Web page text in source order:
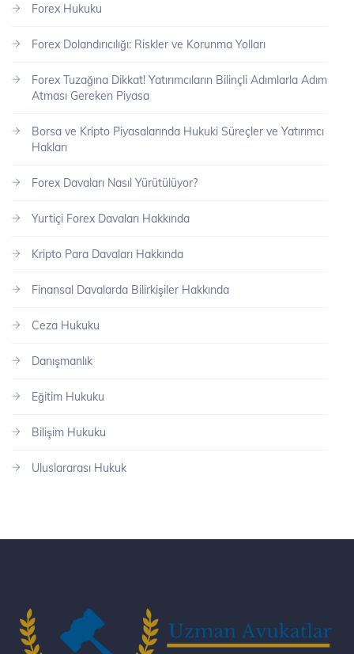
Forex Hukuku
Forex Dolandırıcılığı: Riskler ve Korunma Yolları
Forex Tuzağına Dikkat! Yatırımcıların Bilinçli Adımlarla Adım
Atması Gereken Piyasa
Borsa ve Kripto Piyasalarında Hukuki Süreçler ve Yatırımcı
Hakları
Forex Davaları Nasıl Yürütülüyor?
Yurtiçi Forex Davaları Hakkında
Kripto Para Davaları Hakkında
Finansal Davalarda Bilirkişiler Hakkında
Ceza Hukuku
Danışmanlık
Eğitim Hukuku
Bilişim Hukuku
Uluslararası Hukuk